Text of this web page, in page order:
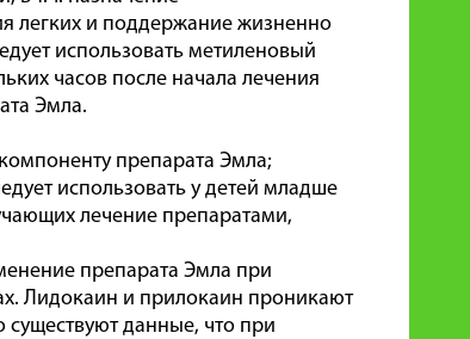
легких и поддержание жизненно
использовать метиленовый
часов после начала лечения
Эмла.
препарата Эмла;
использовать у детей младше
лечение препаратами,
препарата Эмла при
Лидокаин и прилокаин проникают
существуют данные, что при